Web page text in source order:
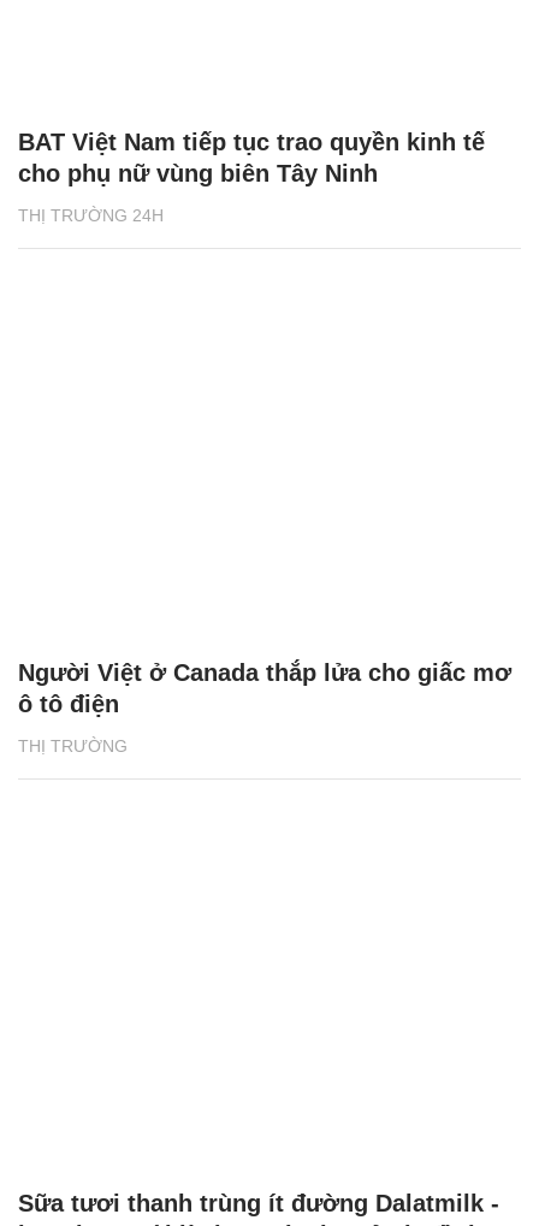
THỊ TRƯỜNG 24H
BAT Việt Nam tiếp tục trao quyền kinh tế
cho phụ nữ vùng biên Tây Ninh
THỊ TRƯỜNG
Người Việt ở Canada thắp lửa cho giấc mơ
ô tô điện
Sữa tươi thanh trùng ít đường Dalatmilk -